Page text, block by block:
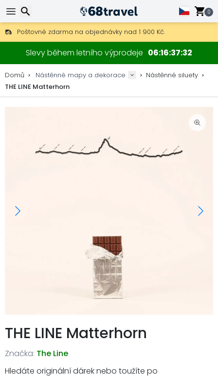
0
Poštovné zdarma na objednávky nad 1 900 Kč.
30 dní na vrácení, 90 dní na dřevěné mapy a dekorace.
Slevy během letního výprodeje 06163731
Domů Nástěnné mapy a dekorace
Nástěnné siluety
THE LINE Matterhorn
THE LINE Matterhorn
Značka: The Line
Hledáte originální dárek nebo toužíte po
Hledat